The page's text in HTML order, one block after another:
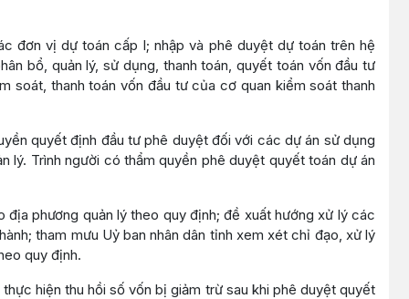
đơn vị dự toán cấp I; nhập và phê duyệt dự toán trên hệ
bổ, quản lý, sử dụng, thanh toán, quyết toán vốn đầu tư
soát, thanh toán vốn đầu tư của cơ quan kiểm soát thanh
quyết định đầu tư phê duyệt đối với các dự án sử dụng
lý. Trình người có thẩm quyền phê duyệt quyết toán dự án
phương quản lý theo quy định; đề xuất hướng xử lý các
tham mưu Uỷ ban nhân dân tỉnh xem xét chỉ đạo, xử lý
quy định.
hiện thu hồi số vốn bị giảm trừ sau khi phê duyệt quyết